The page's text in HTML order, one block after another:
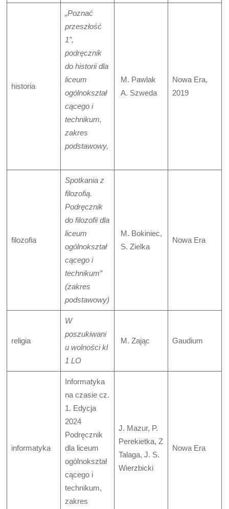
historia
„Poznać
przeszłość
1”,
podręcznik
do historii dla
liceum
ogólnokształ
cącego i
technikum,
zakres
podstawowy,
M. Pawlak
A. Szweda
Nowa Era,
2019
filozofia
Spotkania z
filozofią.
Podręcznik
do filozofii dla
liceum
ogólnokształ
cącego i
technikum”
(zakres
podstawowy)
M. Bokiniec,
S. Zielka
Nowa Era
religia
W
poszukiwani
u wolności kl
1 LO
M. Zając Gaudium
informatyka
Informatyka
na czasie cz.
1. Edycja
2024
Podręcznik
dla liceum
ogólnokształ
cącego i
technikum,
zakres
J. Mazur, P.
Perekietka, Z
Talaga, J. S.
Wierzbicki
Nowa Era